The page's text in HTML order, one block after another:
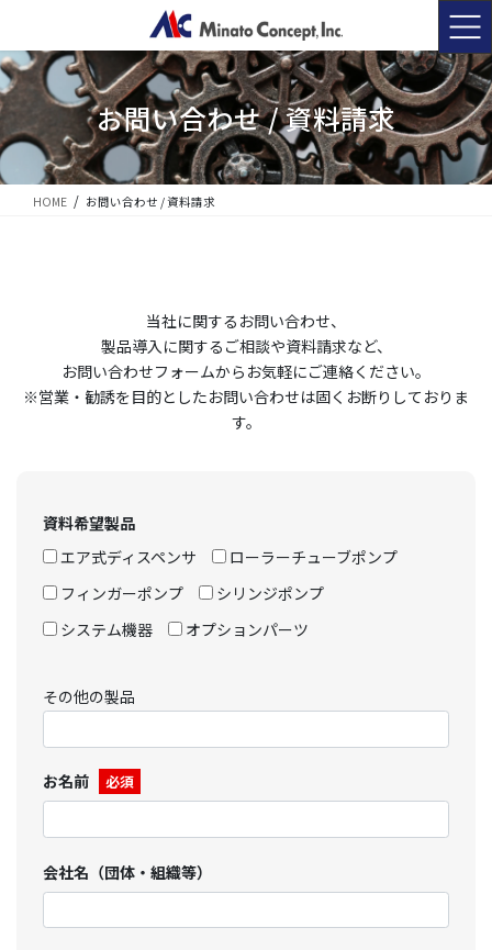
テ
ン
ツ
移
動
ゲ
ー
シ
ン
に
お問い合わせ / 資料請求
HOME お問い合わせ / 資料請求
当社に関するお問い合わせ、
製品導入に関するご相談や資料請求など、
お問い合わせフォームからお気軽にご連絡ください。
※営業・勧誘を目的としたお問い合わせは固くお断りしておりま
す。
資料希望製品
エア式ディスペンサ
ローラーチューブポンプ
フィンガーポンプ
シリンジポンプ
システム機器
オプションパーツ
その他の製品
お名前 必須
会社名（団体・組織等）